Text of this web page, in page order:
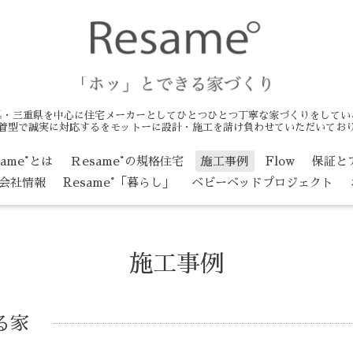
三重県を中心に住宅メーカーとしてひとつひとつ丁寧な家づくりをして
型で誠実に対応するをモットーに設計・施工を請け負わせていただいてお
とは Ｒesame°の規格住宅 施工事例 Flow
保証と
社情報
Resame°「暮らし」 ベビーベッドプロジェクト
施工事例
家